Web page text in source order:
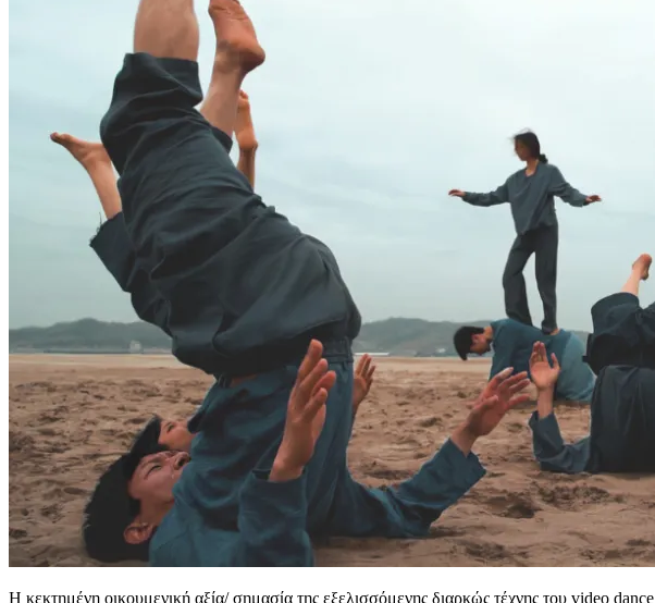
Η κεκτημένη οικουμενική αξία/ σημασία της εξελισσόμενης διαρκώς τέχνης του video dance